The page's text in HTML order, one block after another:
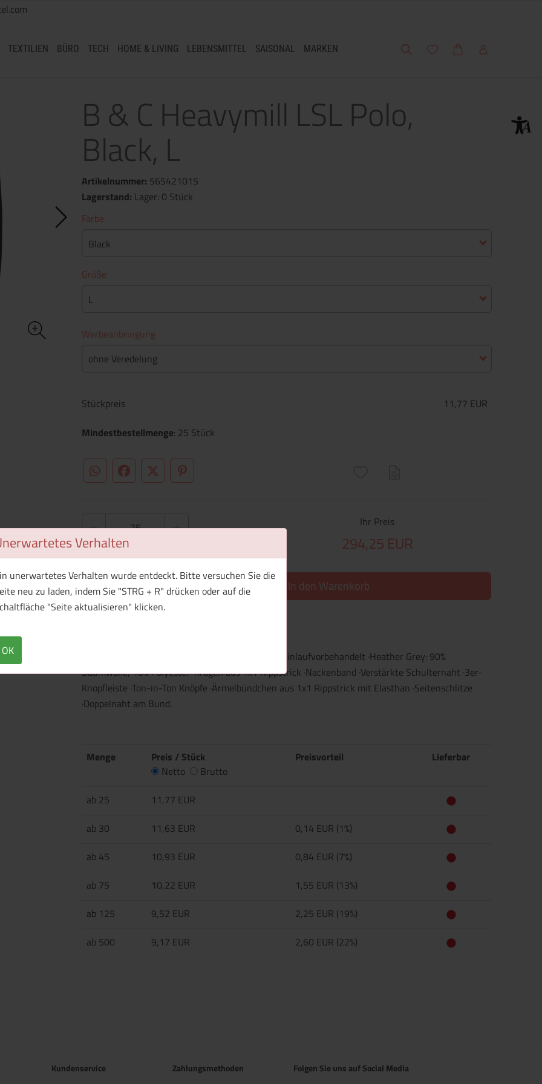
Verhalten
unerwartetes Verhalten wurde entdeckt. Bitte versuchen Sie die
neu zu laden, indem Sie "STRG + R" drücken oder auf die
"Seite aktualisieren" klicken.
OK
TEXTILIEN BÜRO TECH HOME & LIVING LEBENSMITTEL SAISONAL MARKEN Suche Meine Wunschliste
WarenkorbMein Account
B & C Heavymill LSL Polo,
Black, L
Artikelnummer: 565421015
Lagerstand: Lager: 0 Stück
Farbe
Black
Größe
L
Werbeanbringung
ohne Veredelung
Stückpreis
11,77 EUR
Mindestbestellmenge: 25 Stück
WhatsApp (#[creator\plugin\share\core\structs\SocialSharingServiceSettings]:only_chrome#)
FacebookTwitter (#[creator\plugin\share\core\structs\SocialSharingServiceSettings]:formaly_twitter#)
Pinterest
Ihr Preis
294,25 EUR
1 Muster bestellen In den Warenkorb
·230 g/m² ·100% Baumwolle, ringgesponnen und einlaufvorbehandelt ·Heather Grey: 90%
Baumwolle, 10% Polyester ·Kragen aus 1x1 Rippstrick ·Nackenband ·Verstärkte Schulternaht ·3er-
Knopfleiste ·Ton-in-Ton Knöpfe ·Ärmelbündchen aus 1x1 Rippstrick mit Elasthan ·Seitenschlitze
·Doppelnaht am Bund.
Menge
Preis / Stück
Netto
Brutto
Preisvorteil Lieferbar
ab 25
11,77 EUR
ab 30
11,63 EUR
0,14 EUR (1%)
ab 45
10,93 EUR
0,84 EUR (7%)
ab 75
10,22 EUR
1,55 EUR (13%)
ab 125
9,52 EUR
2,25 EUR (19%)
ab 500
9,17 EUR 2,60 EUR (22%)
Kundenservice
Zahlungsmethoden
Folgen Sie uns auf Social Media